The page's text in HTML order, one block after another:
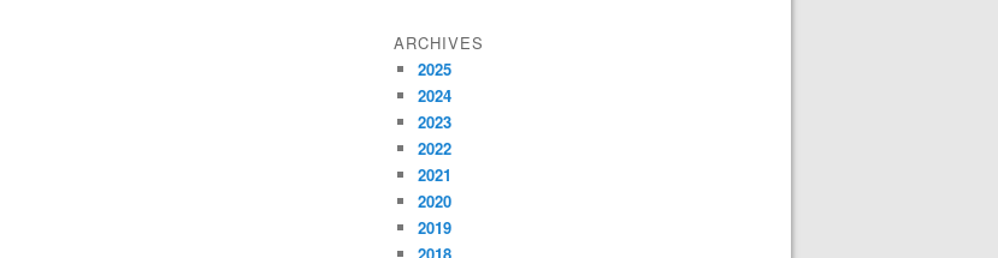
ARCHIVES
2025
2024
2023
2022
2021
2020
2019